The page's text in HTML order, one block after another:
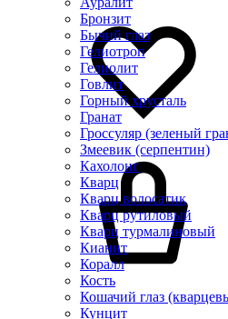
Бронзит
Бычий глаз
Гелиотроп
Гелиолит
Говлит
Горный хрусталь
Гранат
Гроссуляр (зеленый
Змеевик (серпентин)
Кахолонг
Кварц
Кварц волосатик
Кварц рутиловый
Кварц турмалиновый
Кианит
Коралл
Кость
Кошачий глаз
Кунцит